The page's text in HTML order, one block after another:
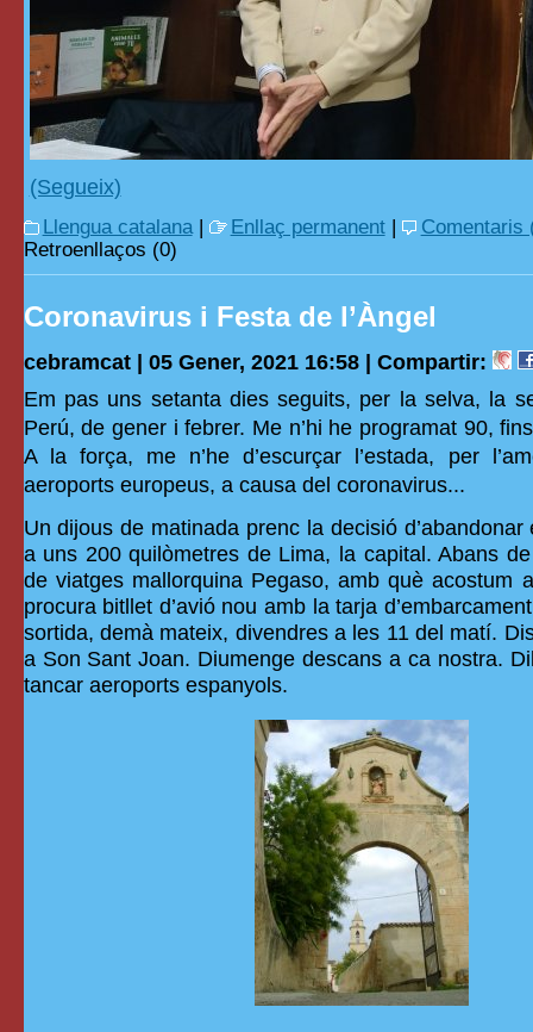
(Segueix)
Llengua catalana| Enllaç permanent|
Comentaris
Retroenllaços (0)
Coronavirus i Festa de l’Àngel
cebramcat | 05 Gener, 2021 16:58 | Compartir:
Em pas uns setanta dies seguits, per la selva, la
Perú, de gener i febrer. Me n’hi he programat 90,
A la força, me n’he d’escurçar l’estada, per
aeroports europeus, a causa del coronavirus...
Un dijous de matinada prenc la decisió
a uns 200 quilòmetres de Lima, la capital. Abans de
de viatges mallorquina Pegaso, amb què acostum
procura bitllet d’avió nou amb la tarja
sortida, demà mateix, divendres a les 11 del matí.
a Son Sant Joan. Diumenge descans a ca nostra.
tancar aeroports espanyols.